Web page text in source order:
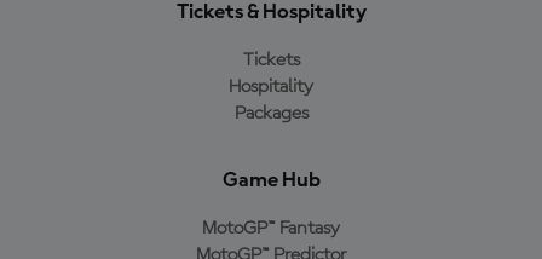
Tickets & Hospitality
Tickets
Hospitality
Packages
Game Hub
MotoGP™ Fantasy